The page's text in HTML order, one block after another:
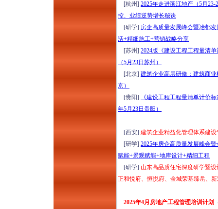
[杭州] 2025年走进滨江地产（5月
控、业绩逆势增长秘诀
[研学] 房企高质量发展峰会暨冶都
活+精细施工+营销战略分享
[苏州] 2024版《建设工程工程量清
（5月23日苏州）
[北京] 建筑企业高层研修：建筑商
京）
[贵阳]
《建设工程工程量清单计价
年5月23日贵阳）
[西安] 建筑企业精益化管理体系建设
[研学] 2025年房企高质量发展峰会
赋能+景观赋能+地库设计+精细工程
[研学] 山东高品质住宅深度研学暨
正和悦府、恒悦府、金城荣基臻岳、
2025年4月房地产工程管理培训计划